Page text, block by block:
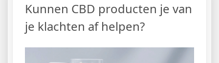
Kunnen CBD producten je van
je klachten af helpen?